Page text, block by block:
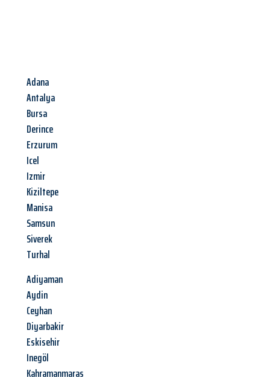
Adana
Antalya
Bursa
Derince
Erzurum
Icel
Izmir
Kiziltepe
Manisa
Samsun
Siverek
Turhal
Adiyaman
Aydin
Ceyhan
Diyarbakir
Eskisehir
Inegöl
Kahramanmaras